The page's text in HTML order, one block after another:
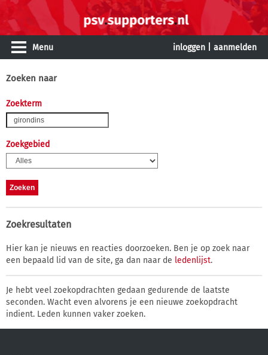
Menu inloggen aanmelden
Zoeken naar
Zoekterm
Zoekgebied
Zoekresultaten
Hier kan je nieuws en reacties doorzoeken. Ben je op zoek naar
een bepaald lid van de site, ga dan naar de ledenlijst.
Je hebt veel zoekopdrachten gedaan gedurende de laatste
seconden. Wacht even alvorens je een nieuwe zoekopdracht
indient. Leden kunnen vaker zoeken.